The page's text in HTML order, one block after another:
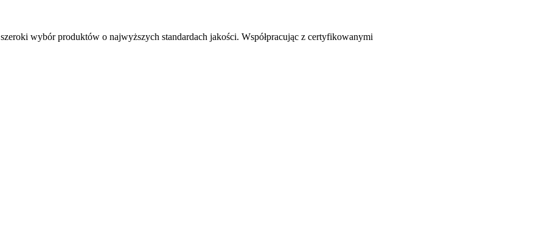
wybór produktów o najwyższych standardach jakości. Współpracując z certyfikowanymi